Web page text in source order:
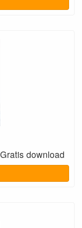
Gratis download